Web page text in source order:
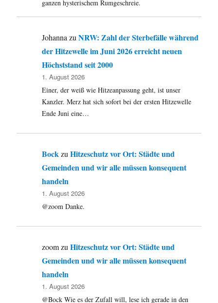
ganzen hysterischem Rumgeschreie.
Johanna zuNRW: Zahl der Sterbefälle während
der Hitzewelle im Juni 2026 erreicht neuen
Höchststand seit 2000
1. August 2026
Einer, der weiß wie Hitzeanpassung geht, ist unser
Kanzler. Merz hat sich sofort bei der ersten Hitzewelle
Ende Juni eine…
BockzuHitzeschutz vor Ort: Städte und
Gemeinden und wir alle müssen konsequent
handeln
1. August 2026
@zoom Danke.
zoomzuHitzeschutz vor Ort: Städte und
Gemeinden und wir alle müssen konsequent
handeln
1. August 2026
@Bock Wie es der Zufall will, lese ich gerade in den